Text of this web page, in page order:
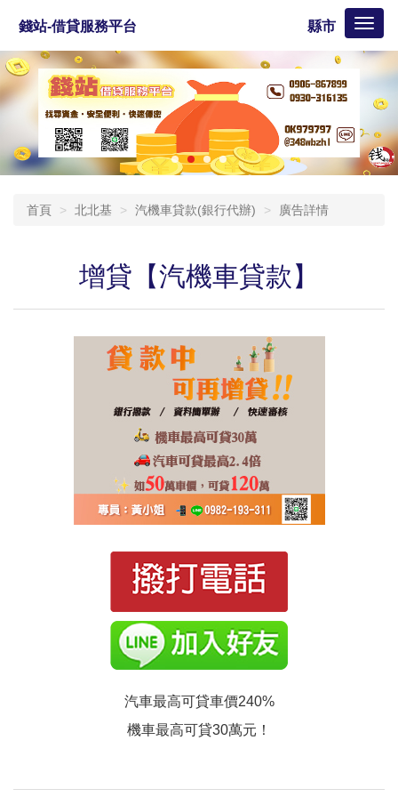
錢站-借貸服務平台 縣市
首頁 北北基 汽機車貸款(銀行代辦) 廣告詳情
增貸【汽機車貸款】
汽車最高可貸車價240%
機車最高可貸30萬元！